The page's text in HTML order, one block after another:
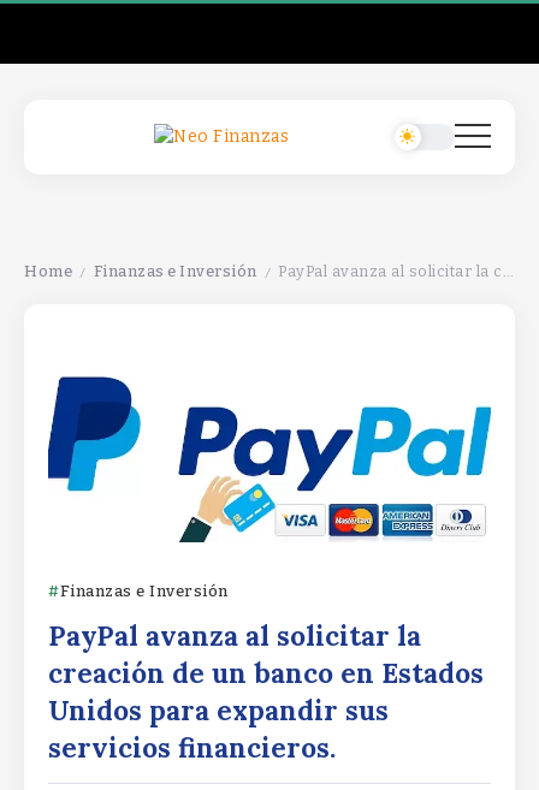
Home / Finanzas e Inversión / PayPal avanza al solicitar la creación de un banco en Estados Unidos para expandir sus servicios financieros.
Finanzas e Inversión
PayPal avanza al solicitar la
creación de un banco en Estados
Unidos para expandir sus
servicios financieros.